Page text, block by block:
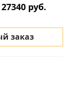
27340 руб.
заказ